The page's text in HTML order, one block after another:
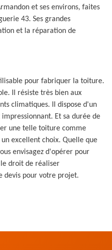
et ses environs, faites
43. Ses grandes
et la réparation de
pour fabriquer la toiture.
Il résiste très bien aux
climatiques. Il dispose d'un
Et sa durée de
une telle toiture comme
excellent choix. Quelle que
envisagez d'opérer pour
droit de réaliser
devis pour votre projet.